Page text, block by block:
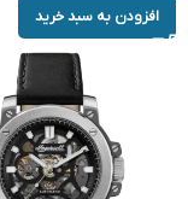
افزودن به سبد خرید